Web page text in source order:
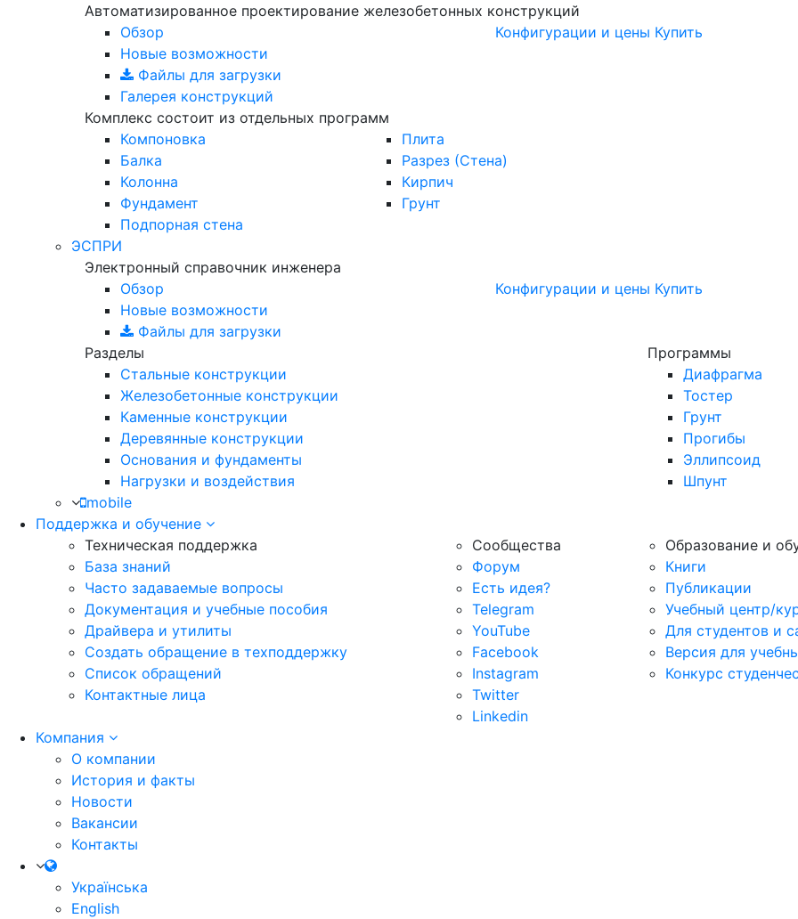
Автоматизированное проектирование железобетонных конструкций
Обзор
Новые возможности
Файлы для загрузки
Галерея конструкций
Конфигурации и цены Купить
Комплекс состоит из отдельных программ
Компоновка
Балка
Колонна
Фундамент
Подпорная стена
Плита
Разрез (Стена)
Кирпич
Грунт
ЭСПРИ
Электронный справочник инженера
Обзор
Новые возможности
Файлы для загрузки
Конфигурации и цены Купить
Разделы
Программы
Стальные конструкции
Железобетонные конструкции
Каменные конструкции
Деревянные конструкции
Основания и фундаменты
Нагрузки и воздействия
Диафрагма
Тостер
Грунт
Прогибы
Эллипсоид
Шпунт
mobile
Поддержка и обучение
Техническая поддержка
База знаний
Часто задаваемые вопросы
Документация и учебные пособия
Драйвера и утилиты
Создать обращение в техподдержку
Список обращений
Контактные лица
Сообщества
Форум
Есть идея?
Telegram
YouTube
Facebook
Instagram
Twitter
Linkedin
Образование и
Книги
Публикации
Учебный центр/
Для студентов и
Версия для
Конкурс
Компания
О компании
История и факты
Новости
Вакансии
Контакты
Українська
English